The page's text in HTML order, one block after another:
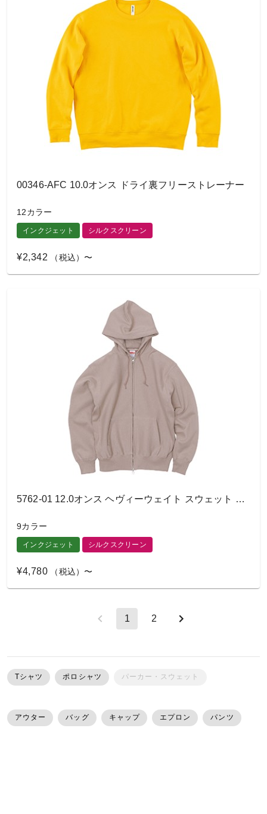
00346-AFC 10.0オンス ドライ裏フリーストレーナー
12カラー
インクジェット シルクスクリーン
¥2,342 （税込）〜
5762-01 12.0オンス ヘヴィーウェイト スウェット フルジップ パーカ
9カラー
インクジェット シルクスクリーン
¥4,780 （税込）〜
1 2
Tシャツ ポロシャツ パーカー・スウェット
アウター バッグ キャップ エプロン パンツ